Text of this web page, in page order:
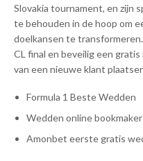
Slovakia tournament, en zijn
te behouden in de hoop om
doelkansen te
CL final en beveilig een
van een nieuwe klant
Formula 1 Beste Wedden
Wedden online
Amonbet eerste gratis